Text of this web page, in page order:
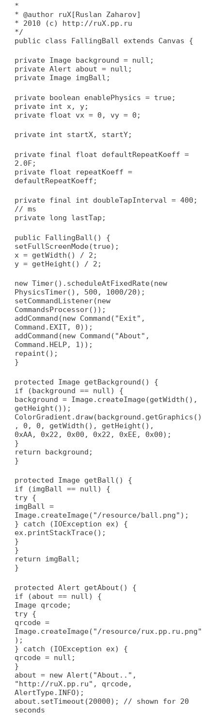
*
* @author ruX[Ruslan Zaharov]
* 2010 (c) http://ruX.pp.ru
*/
public class FallingBall extends Canvas {
private Image background = null;
private Alert about = null;
private Image imgBall;
private boolean enablePhysics = true;
private int x, y;
private float vx = 0, vy = 0;
private int startX, startY;
private final float defaultRepeatKoeff =
2.0F;
private float repeatKoeff =
defaultRepeatKoeff;
private final int doubleTapInterval = 400;
// ms
private long lastTap;
public FallingBall() {
setFullScreenMode(true);
x = getWidth() / 2;
y = getHeight() / 2;
new Timer().scheduleAtFixedRate(new
PhysicsTimer(), 500, 1000/20);
setCommandListener(new
CommandsProcessor());
addCommand(new Command("Exit",
Command.EXIT, 0));
addCommand(new Command("About",
Command.HELP, 1));
repaint();
}
protected Image getBackground() {
if (background == null) {
background = Image.createImage(getWidth(),
getHeight());
ColorGradient.draw(background.getGraphics()
, 0, 0, getWidth(), getHeight(),
0xAA, 0x22, 0x00, 0x22, 0xEE, 0x00);
}
return background;
}
protected Image getBall() {
if (imgBall == null) {
try {
imgBall =
Image.createImage("/resource/ball.png");
} catch (IOException ex) {
ex.printStackTrace();
}
}
return imgBall;
}
protected Alert getAbout() {
if (about == null) {
Image qrcode;
try {
qrcode =
Image.createImage("/resource/rux.pp.ru.png"
);
} catch (IOException ex) {
qrcode = null;
}
about = new Alert("About..",
"http://ruX.pp.ru", qrcode,
AlertType.INFO);
about.setTimeout(20000); // shown for 20
seconds